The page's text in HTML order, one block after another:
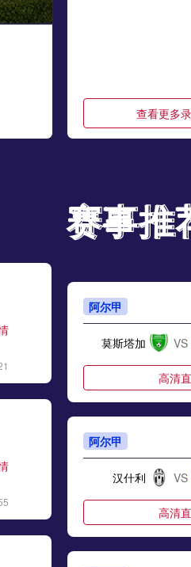
查看更多
赛事推
赛事推
阿尔甲
莫斯塔加 VS
高清
阿尔甲
汉什利 VS
高清